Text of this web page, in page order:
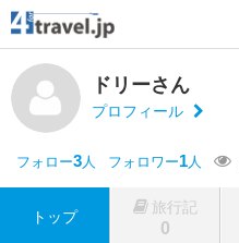
ドリーさん
プロフィール
フォロー3人 フォロワー1人
トップ
旅行記
0